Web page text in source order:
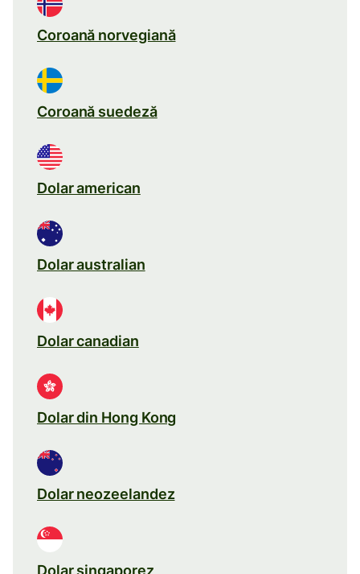
Coroană norvegiană
Coroană suedeză
Dolar american
Dolar australian
Dolar canadian
Dolar din Hong Kong
Dolar neozeelandez
Dolar singaporez